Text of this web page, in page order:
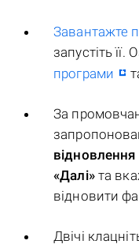
Завантажте
запустіть
програми
За
відновлення
«Далі»та
відновити
Двічі